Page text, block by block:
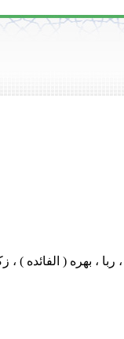
، بهره ( الفائده ) ،